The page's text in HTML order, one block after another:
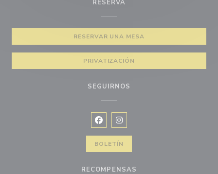
RESERVA
RESERVAR UNA MESA
PRIVATIZACIÓN
SEGUIRNOS
Facebook ((abre en una nueva
Instagram ((abre en una
BOLETÍN
RECOMPENSAS